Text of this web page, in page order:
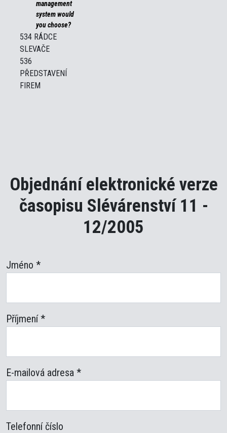
management
system would
you choose?
534 RÁDCE
SLEVAČE
536
PŘEDSTAVENÍ
FIREM
Objednání elektronické verze
časopisu Slévárenství 11 -
12/2005
Jméno *
Příjmení*
E-mailová adresa *
Telefonní číslo